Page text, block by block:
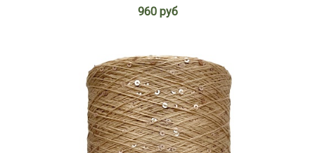
960 руб